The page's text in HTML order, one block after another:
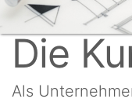
Die
Als